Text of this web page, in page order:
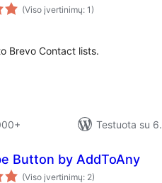
(Viso įvertinimų: 1)
Brevo Contact lists.
Testuota su
Button by AddToAny
(Viso įvertinimų: 2)